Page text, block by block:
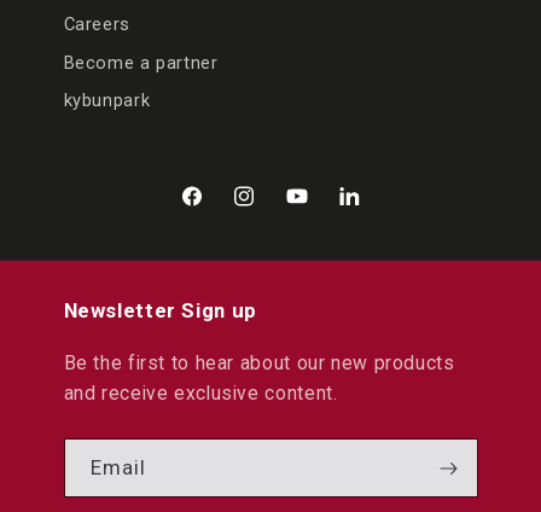
Careers
Become a partner
kybunpark
FacebookInstagramYouTubeLinkedIn
Newsletter Sign up
Be the first to hear about our new products
and receive exclusive content.
Email